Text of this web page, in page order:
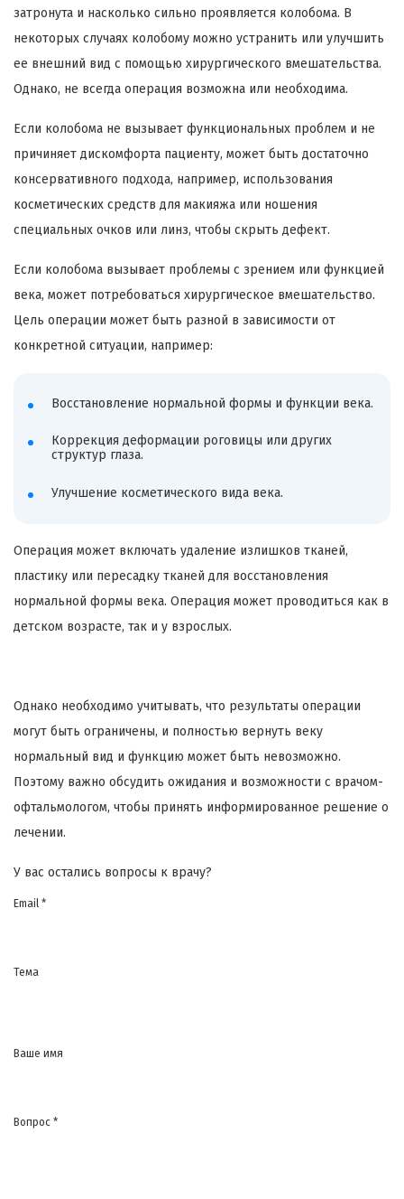
затронута и насколько сильно проявляется колобома. В
некоторых случаях колобому можно устранить или улучшить
ее внешний вид с помощью хирургического вмешательства.
Однако, не всегда операция возможна или необходима.
Если колобома не вызывает функциональных проблем и не
причиняет дискомфорта пациенту, может быть достаточно
консервативного подхода, например, использования
косметических средств для макияжа или ношения
специальных очков или линз, чтобы скрыть дефект.
Если колобома вызывает проблемы с зрением или функцией
века, может потребоваться хирургическое вмешательство.
Цель операции может быть разной в зависимости от
конкретной ситуации, например:
Восстановление нормальной формы и функции века.
Коррекция деформации роговицы или других
структур глаза.
Улучшение косметического вида века.
Операция может включать удаление излишков тканей,
пластику или пересадку тканей для восстановления
нормальной формы века. Операция может проводиться как в
детском возрасте, так и у взрослых.
Однако необходимо учитывать, что результаты операции
могут быть ограничены, и полностью вернуть веку
нормальный вид и функцию может быть невозможно.
Поэтому важно обсудить ожидания и возможности с врачом-
офтальмологом, чтобы принять информированное решение о
лечении.
У вас остались вопросы к врачу?
Email *
Тема
Ваше имя
Вопрос *